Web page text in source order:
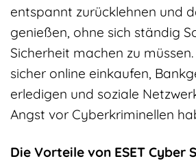
entspannt zurücklehnen und
genießen, ohne sich ständig
Sicherheit machen zu
sicher online einkaufen,
erledigen und soziale
Angst vor Cyberkriminellen
Die Vorteile von ESET Cyber